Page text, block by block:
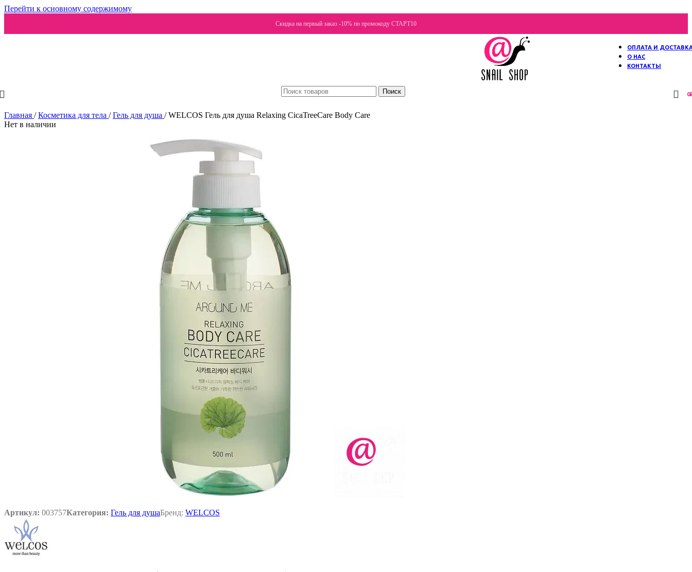
Перейти к основному содержимому
Скидка на первый заказ -10% по промокоду СТАРТ10
ОПЛАТА И
О НАС
КОНТАКТЫ
Поиск 0
Главная / Косметика для тела / Гель для душа / WELCOS Гель для душа Relaxing CicaTreeCare Body Care
Нет в наличии
Артикул: 003757Категория: Гель для душаБренд: WELCOS